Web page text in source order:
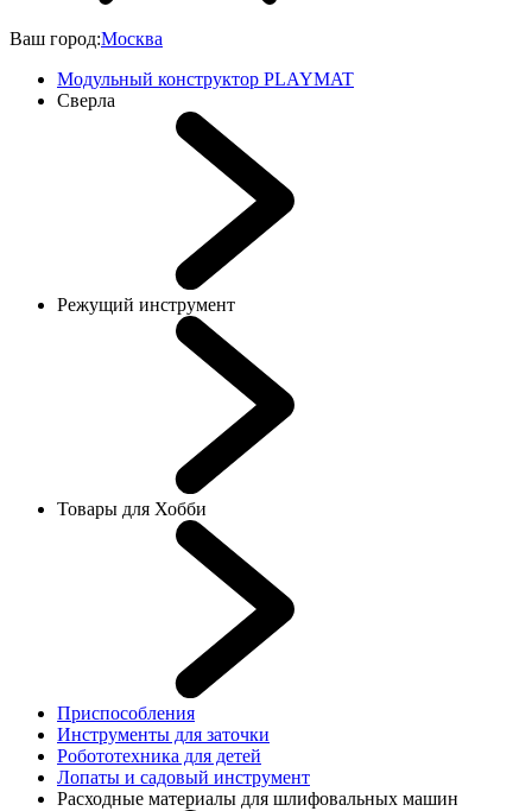
Ваш город:Москва
Модульный конструктор PLAYMAT
Сверла
Режущий инструмент
Товары для Хобби
Приспособления
Инструменты для заточки
Робототехника для детей
Лопаты и садовый инструмент
Расходные материалы для шлифовальных машин